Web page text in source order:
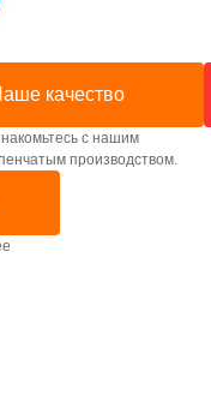
качество
с нашим
производством.